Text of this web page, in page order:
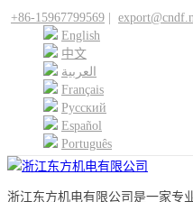
+86-15967799569
English
中文
العربية
Français
Pусский
Español
Português
浙江东方机电有限公司是一家专